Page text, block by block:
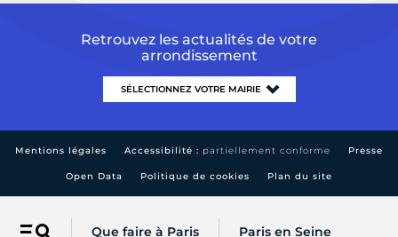
Que faire à Paris Paris en Seine
Retrouvez les actualités de votre
arrondissement
Mentions légales Accessibilité : partiellement conforme Presse
Open Data Politique de cookies Plan du site